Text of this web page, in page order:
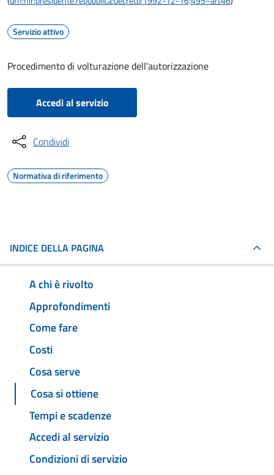
Servizio attivo
Procedimento di volturazione dell'autorizzazione
Accedi al servizio
Condividi
Normativa di riferimento
INDICE DELLA PAGINA
A chi è rivolto
Approfondimenti
Come fare
Costi
Cosa serve
Cosa si ottiene
Tempi e scadenze
Accedi al servizio
Condizioni di servizio